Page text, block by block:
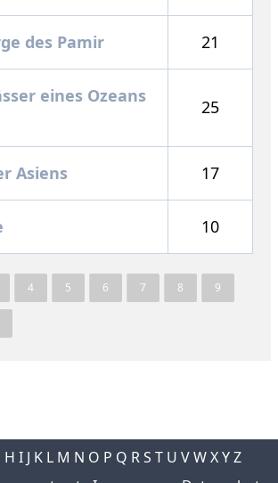
des Pamir 21
eines Ozeans
25
Asiens 17
10
4 5 6 7 8 9
H I J K L M N O P Q R S T U V W X Y Z